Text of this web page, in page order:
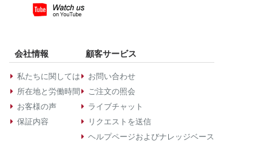
会社情報
私たちに関しては
所在地と労働時間
お客様の声
保証内容
顧客サービス
お問い合わせ
ご注文の照会
ライブチャット
リクエストを送信
ヘルプページおよびナレッジベース